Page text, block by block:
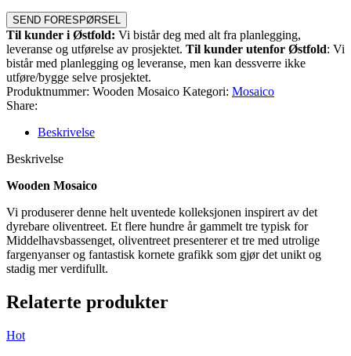
SEND FORESPØRSEL
Til kunder i Østfold: Vi bistår deg med alt fra planlegging,
leveranse og utførelse av prosjektet. Til kunder utenfor Østfold: Vi
bistår med planlegging og leveranse, men kan dessverre ikke
utføre/bygge selve prosjektet.
Produktnummer: Wooden Mosaico Kategori: Mosaico
Share:
Beskrivelse
Beskrivelse
Wooden Mosaico
Vi produserer denne helt uventede kolleksjonen inspirert av det
dyrebare oliventreet. Et flere hundre år gammelt tre typisk for
Middelhavsbassenget, oliventreet presenterer et tre med utrolige
fargenyanser og fantastisk kornete grafikk som gjør det unikt og
stadig mer verdifullt.
Relaterte produkter
Hot